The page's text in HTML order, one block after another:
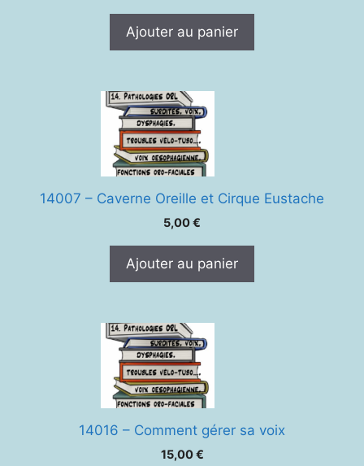
Ajouter au panier
14007 – Caverne Oreille et Cirque Eustache
5,00€
Ajouter au panier
14016 – Comment gérer sa voix
15,00€